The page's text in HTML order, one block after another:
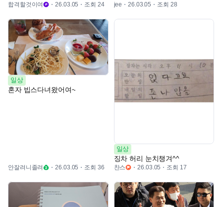
합격할것이여 26.03.05 조회 24 jee 26.03.05 조회 28
일상
혼자 빕스다녀왔어여~
안잘려니졸려 26.03.05 조회 36
일상
징차 허리 눈치챙겨^^
찬스 26.03.05 조회 17